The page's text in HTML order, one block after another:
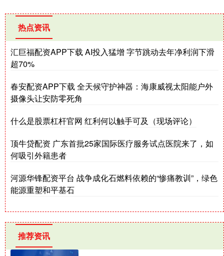
热点资讯
汇巨福配资APP下载 AI投入猛增 字节跳动去年净利润下滑
超70%
春安配资APP下载 全天候守护神器：海康威视太阳能户外
摄像头让安防零死角
什么是股票杠杆官网 红利何以触手可及（现场评论）
顶牛贷配资 广东首批25家国际医疗服务试点医院来了，如
何吸引外籍患者
河源华锋配资平台 战争成化石燃料依赖的“惨痛教训”，绿色
能源重塑和平基石
推荐资讯